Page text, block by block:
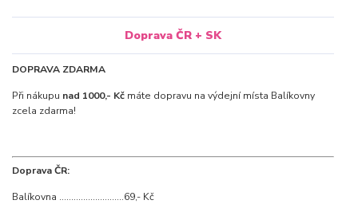
Doprava ČR + SK
DOPRAVA ZDARMA
Při nákupu nad 1000,- Kč máte dopravu na výdejní místa Balíkovny
zcela zdarma!
Doprava ČR:
Balíkovna ...........................69,- Kč